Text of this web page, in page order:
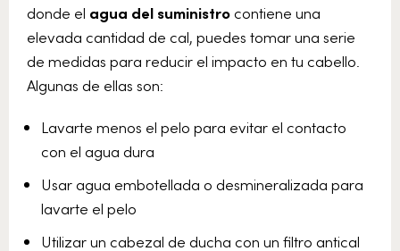
donde el agua del suministrocontiene una
elevada cantidad de cal, puedes tomar una serie
de medidas para reducir el impacto en tu cabello.
Algunas de ellas son:
Lavarte menos el pelo para evitar el contacto
con el agua dura
Usar agua embotellada o desmineralizada para
lavarte el pelo
Utilizar un cabezal de ducha con un filtro antical